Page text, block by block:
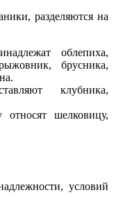
разделяются на
облепиха,
брусника,
клубника,
шелковицу,
условий